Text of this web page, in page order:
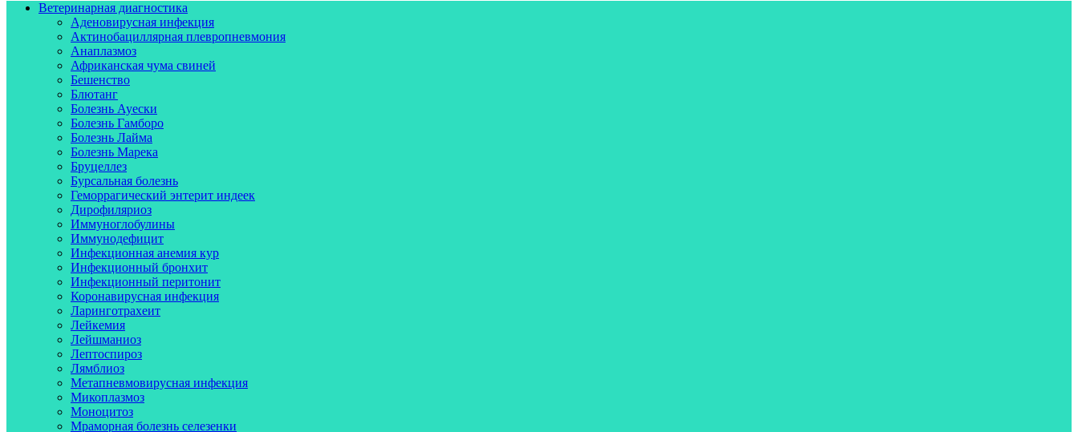
Ветеринарная диагностика
Аденовирусная инфекция
Актинобациллярная плевропневмония
Анаплазмоз
Африканская чума свиней
Бешенство
Блютанг
Болезнь Ауески
Болезнь Гамборо
Болезнь Лайма
Болезнь Марека
Бруцеллез
Бурсальная болезнь
Геморрагический энтерит индеек
Дирофиляриоз
Иммуноглобулины
Иммунодефицит
Инфекционная анемия кур
Инфекционный бронхит
Инфекционный перитонит
Коронавирусная инфекция
Ларинготрахеит
Лейкемия
Лейшманиоз
Лептоспироз
Лямблиоз
Метапневмовирусная инфекция
Микоплазмоз
Моноцитоз
Мраморная болезнь селезенки